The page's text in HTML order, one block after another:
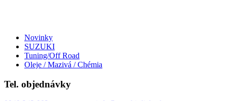
Novinky
SUZUKI
Tuning/Off Road
Oleje / Mazivá / Chémia
Tel. objednávky